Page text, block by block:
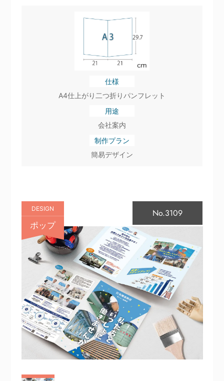
仕様
A4仕上がり二つ折りパンフレット
用途
会社案内
制作プラン
簡易デザイン
DESIGN
ポップ
No.3109